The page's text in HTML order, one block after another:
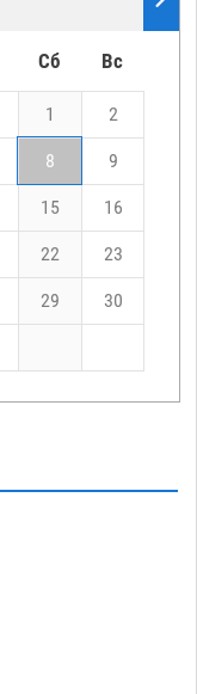
Сб Вс
1 2
8 9
15 16
22 23
29 30